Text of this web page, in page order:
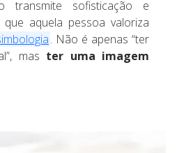
transmite sofisticação e
aquela pessoa valoriza
. Não é apenas “ter
mas ter uma imagem